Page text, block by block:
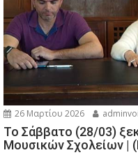
26 Μαρτίου 2026
Το Σάββατο (28/03)
Μουσικών Σχολείων |